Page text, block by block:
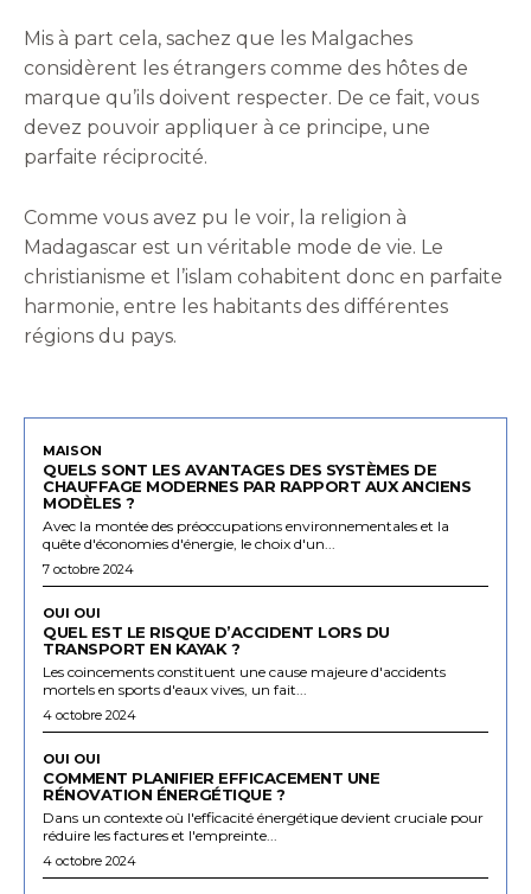
Mis à part cela, sachez que les Malgaches
considèrent les étrangers comme des hôtes de
marque qu’ils doivent respecter. De ce fait, vous
devez pouvoir appliquer à ce principe, une
parfaite réciprocité.
Comme vous avez pu le voir, la religion à
Madagascar est un véritable mode de vie. Le
christianisme et l’islam cohabitent donc en parfaite
harmonie, entre les habitants des différentes
régions du pays.
MAISON
QUELS SONT LES AVANTAGES DES SYSTÈMES DE
CHAUFFAGE MODERNES PAR RAPPORT AUX ANCIENS
MODÈLES ?
Avec la montée des préoccupations environnementales et la
quête d'économies d'énergie, le choix d'un...
7 octobre 2024
OUI OUI
QUEL EST LE RISQUE D’ACCIDENT LORS DU
TRANSPORT EN KAYAK ?
Les coincements constituent une cause majeure d'accidents
mortels en sports d'eaux vives, un fait...
4 octobre 2024
OUI OUI
COMMENT PLANIFIER EFFICACEMENT UNE
RÉNOVATION ÉNERGÉTIQUE ?
Dans un contexte où l'efficacité énergétique devient cruciale pour
réduire les factures et l'empreinte...
4 octobre 2024